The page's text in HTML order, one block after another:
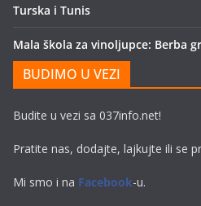
Turska i Tunis
Mala škola za vinoljupce: Berba
BUDIMO U VEZI
Budite u vezi sa 037info.net!
Pratite nas, dodajte, lajkujte ili se
Mi smo i na Facebook-u.